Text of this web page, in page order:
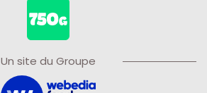
Un site du Groupe